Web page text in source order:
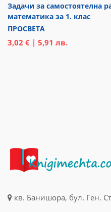
Задачи за самостоятелна
математика за 1. клас
ПРОСВЕТА
3,02 € | 5,91 лв.
кв. Банишора, бул. Ген.